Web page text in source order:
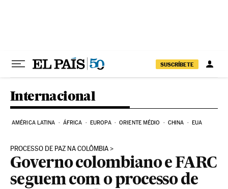
SUSCRÍBETE
Internacional
AMÉRICA LATINA ÁFRICA EUROPA ORIENTE MÉDIO CHINA EUA
PROCESSO DE PAZ NA COLÔMBIA
Governo colombiano e FARC
seguem com o processo de